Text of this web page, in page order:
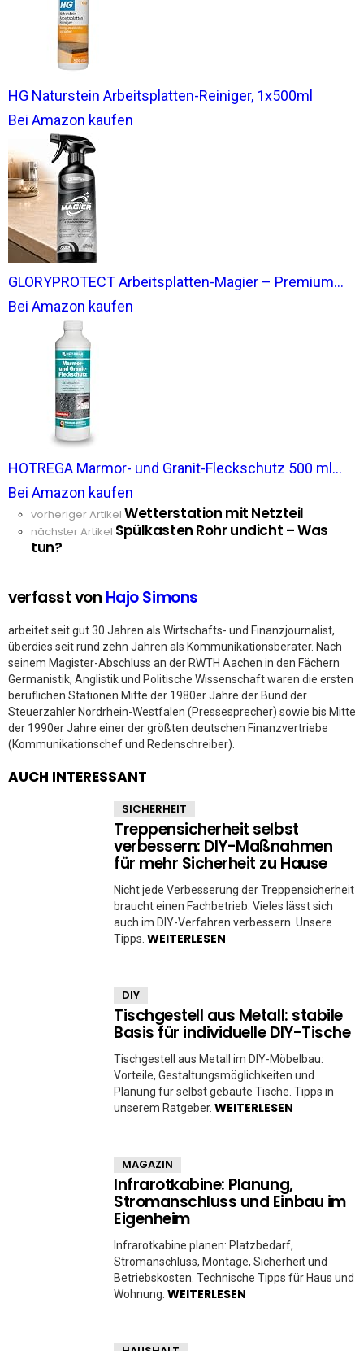
HG Naturstein Arbeitsplatten-Reiniger, 1x500ml
Bei Amazon kaufen
GLORYPROTECT Arbeitsplatten-Magier – Premium...
Bei Amazon kaufen
HOTREGA Marmor- und Granit-Fleckschutz 500 ml...
Bei Amazon kaufen
See
more
vorheriger Artikel Wetterstation mit Netzteil
nächster Artikel Spülkasten Rohr undicht – Was
tun?
verfasst von Hajo Simons
arbeitet seit gut 30 Jahren als Wirtschafts- und Finanzjournalist,
überdies seit rund zehn Jahren als Kommunikationsberater. Nach
seinem Magister-Abschluss an der RWTH Aachen in den Fächern
Germanistik, Anglistik und Politische Wissenschaft waren die ersten
beruflichen Stationen Mitte der 1980er Jahre der Bund der
Steuerzahler Nordrhein-Westfalen (Pressesprecher) sowie bis Mitte
der 1990er Jahre einer der größten deutschen Finanzvertriebe
(Kommunikationschef und Redenschreiber).
AUCH INTERESSANT
SICHERHEIT
Treppensicherheit selbst
verbessern: DIY-Maßnahmen
für mehr Sicherheit zu Hause
Nicht jede Verbesserung der Treppensicherheit
braucht einen Fachbetrieb. Vieles lässt sich
auch im DIY-Verfahren verbessern. Unsere
Tipps. WEITERLESEN
DIY
Tischgestell aus Metall: stabile
Basis für individuelle DIY-Tische
Tischgestell aus Metall im DIY-Möbelbau:
Vorteile, Gestaltungsmöglichkeiten und
Planung für selbst gebaute Tische. Tipps in
unserem Ratgeber. WEITERLESEN
MAGAZIN
Infrarotkabine: Planung,
Stromanschluss und Einbau im
Eigenheim
Infrarotkabine planen: Platzbedarf,
Stromanschluss, Montage, Sicherheit und
Betriebskosten. Technische Tipps für Haus und
Wohnung. WEITERLESEN